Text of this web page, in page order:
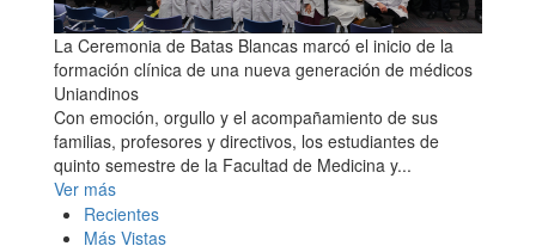
La Ceremonia de Batas Blancas marcó el inicio de la
formación clínica de una nueva generación de médicos
Uniandinos
Con emoción, orgullo y el acompañamiento de sus
familias, profesores y directivos, los estudiantes de
quinto semestre de la Facultad de Medicina y...
Ver más
Recientes
Más Vistas